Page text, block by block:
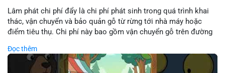
Lâm phát chi phí đẩy là chi phí phát sinh trong quá trình khai
thác, vận chuyển và bảo quản gỗ từ rừng tới nhà máy hoặc
điểm tiêu thụ. Chi phí này bao gồm vận chuyển gỗ trên đường
điều kiện địa hình. Việc hiểu rõ chi phí đẩy giúp doanh nghiệp
lâm nghiệp tối ưu hoá chuỗi cung ứng và kiểm soát lợi nhuận.
Đọc thêm